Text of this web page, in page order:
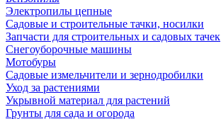
Электропилы цепные
Садовые и строительные тачки, носилки
Запчасти для строительных и садовых тачек
Снегоуборочные машины
Мотобуры
Садовые измельчители и зернодробилки
Уход за растениями
Укрывной материал для растений
Грунты для сада и огорода